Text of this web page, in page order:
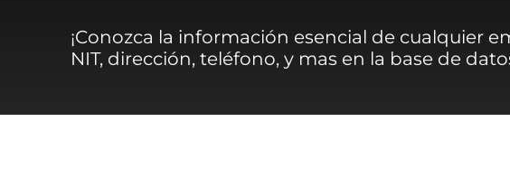
¡Conozca la información esencial de cualquier
NIT, dirección, teléfono, y mas en la base de